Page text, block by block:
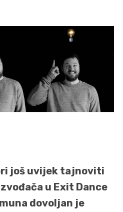
još uvijek tajnoviti
u Exit Dance
dovoljan je